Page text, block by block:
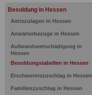
Besoldung in Hessen
Amtszulagen in Hessen
Anwärterbezüge in Hessen
Aufwandsentschädigung in
Hessen
Besoldungstabellen in Hessen
Erschwerniszuschlag in Hessen
Familienzuschlag in Hessen